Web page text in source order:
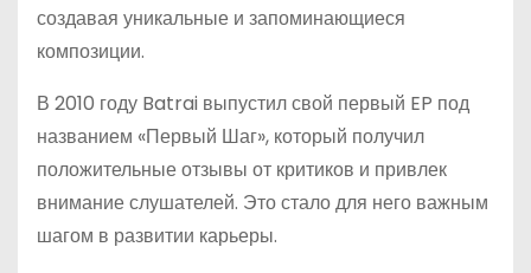
создавая уникальные и запоминающиеся
композиции.
В 2010 году Batrai выпустил свой первый EP под
названием «Первый Шаг», который получил
положительные отзывы от критиков и привлек
внимание слушателей. Это стало для него важным
шагом в развитии карьеры.